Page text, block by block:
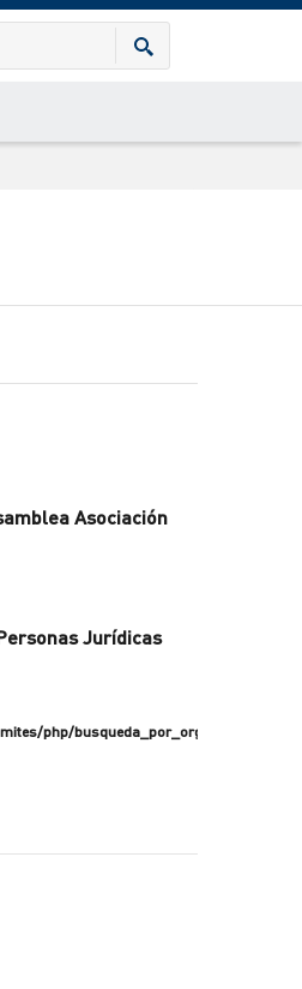
Asociación
Jurídicas
php/